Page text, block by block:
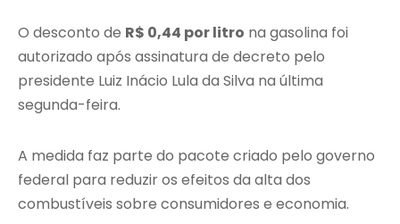
O desconto de R$ 0,44 por litro na gasolina foi
autorizado após assinatura de decreto pelo
presidente Luiz Inácio Lula da Silva na última
segunda-feira.
A medida faz parte do pacote criado pelo governo
federal para reduzir os efeitos da alta dos
combustíveis sobre consumidores e economia.